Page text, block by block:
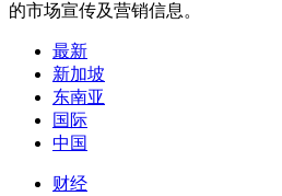
的市场宣传及营销信息。
最新
新加坡
东南亚
国际
中国
财经